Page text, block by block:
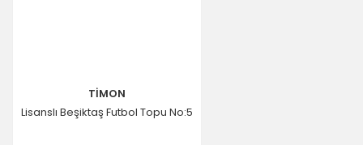
TİMON
Lisanslı Beşiktaş Futbol Topu No:5